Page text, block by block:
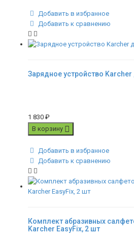
Добавить в избранное
Добавить к сравнению
Зарядное устройство Karcher
1 830 ₽
В корзину
Добавить в избранное
Добавить к сравнению
Комплект абразивных
Karcher EasyFix, 2 шт